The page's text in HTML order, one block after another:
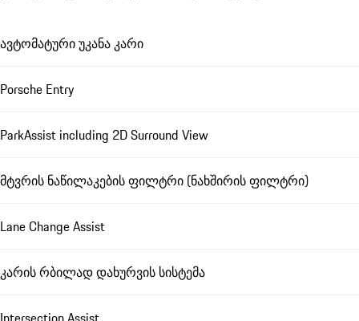
ავტომატური უკანა კარი
Porsche Entry
ParkAssist including 2D Surround View
მტვრის ნაწილაკების ფილტრი (ნახშირის ფილტრი)
Lane Change Assist
კარის რბილად დახურვის სისტემა